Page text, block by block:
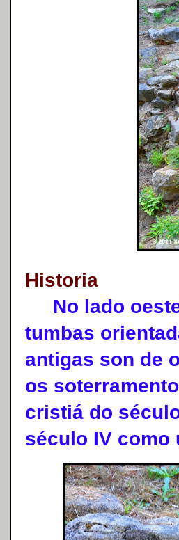
Historia
No lado oeste
tumbas
antigas son de
os
cristiá do
século IV